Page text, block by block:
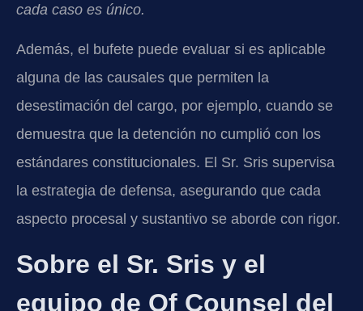
cada caso es único.
Además, el bufete puede evaluar si es aplicable
alguna de las causales que permiten la
desestimación del cargo, por ejemplo, cuando se
demuestra que la detención no cumplió con los
estándares constitucionales. El Sr. Sris supervisa
la estrategia de defensa, asegurando que cada
aspecto procesal y sustantivo se aborde con rigor.
Sobre el Sr. Sris y el
equipo de Of Counsel del